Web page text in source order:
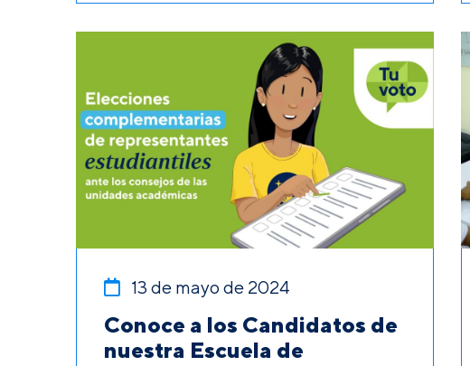
13 de mayo de 2024
Conoce a los Candidatos de
nuestra Escuela de